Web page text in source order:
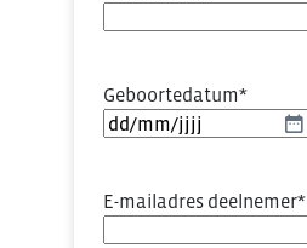
Geboortedatum*
DD
MM
slash
E-mailadres deelnemer*